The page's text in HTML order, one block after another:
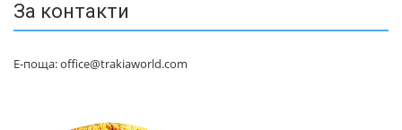
За контакти
Е-поща: office@trakiaworld.com